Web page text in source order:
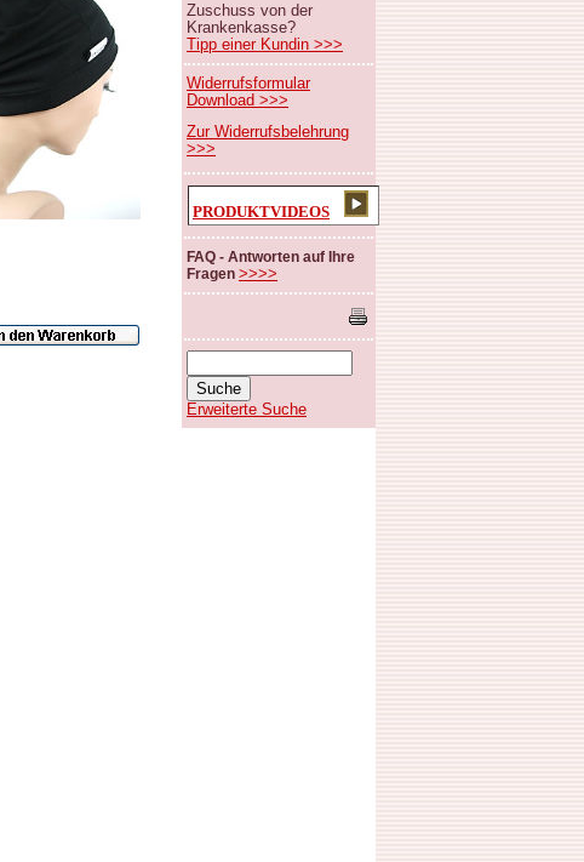
Zuschuss von der
Krankenkasse?
Tipp einer Kundin >>>
Widerrufsformular
Download >>>
Zur Widerrufsbelehrung
>>>
PRODUKTVIDEOS
FAQ - Antworten auf Ihre
Fragen >>>>
Erweiterte Suche